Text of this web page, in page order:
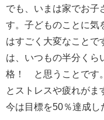
でも、いまは家でお子
す。子どものことに気
はすごく大変なことで
は、いつもの半分く
格！ と思うことです
とストレスや疲れがま
今は目標を50％達成し